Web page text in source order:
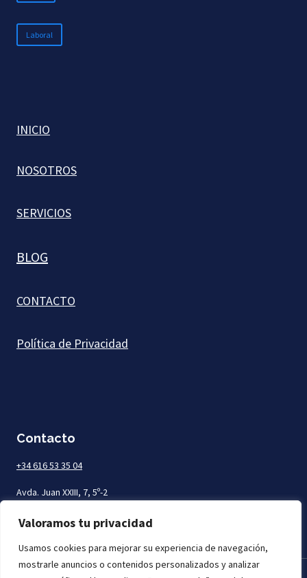
Valoramos tu privacidad
Usamos cookies para mejorar su experiencia de navegación,
mostrarle anuncios o contenidos personalizados y analizar
Laboral
INICIO
NOSOTROS
SERVICIOS
BLOG
CONTACTO
Política de Privacidad
Contacto
+34 616 53 35 04
Avda. Juan XXIII, 7, 5º-2
Las Palmas de Gran Canaria